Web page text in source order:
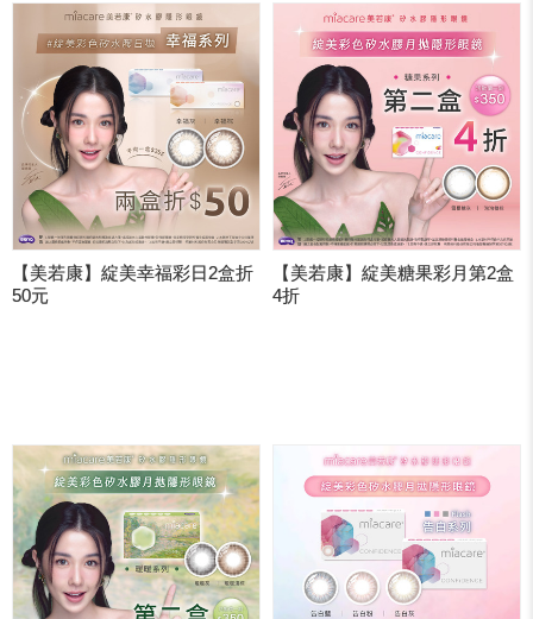
【美若康】綻美幸福彩日2盒折
50元
【美若康】綻美糖果彩月第2盒
4折